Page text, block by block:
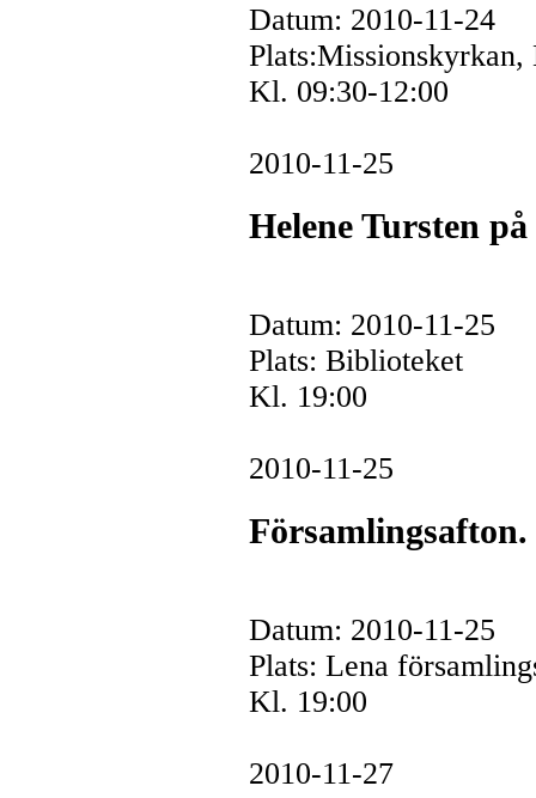
Datum: 2010-11-24
Kl. 09:30-12:00
2010-11-25
Helene Tursten på
Datum: 2010-11-25
Plats: Biblioteket
Kl. 19:00
2010-11-25
Församlingsafton.
Datum: 2010-11-25
Plats: Lena
Kl. 19:00
2010-11-27